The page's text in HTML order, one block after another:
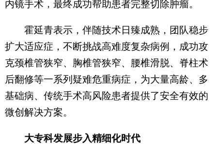
内镜手术，最终成功帮助患者完整切除肿瘤。
霍延青表示，伴随技术日臻成熟，团队稳步
扩大适应症，不断挑战高难度复杂病例，成功攻
克颈椎管狭窄、胸椎管狭窄、腰椎滑脱、脊柱术
后翻修等一系列疑难危重病症，为大量高龄、多
基础病、传统手术高风险患者提供了安全有效的
微创解决方案。
大专科发展步入精细化时代